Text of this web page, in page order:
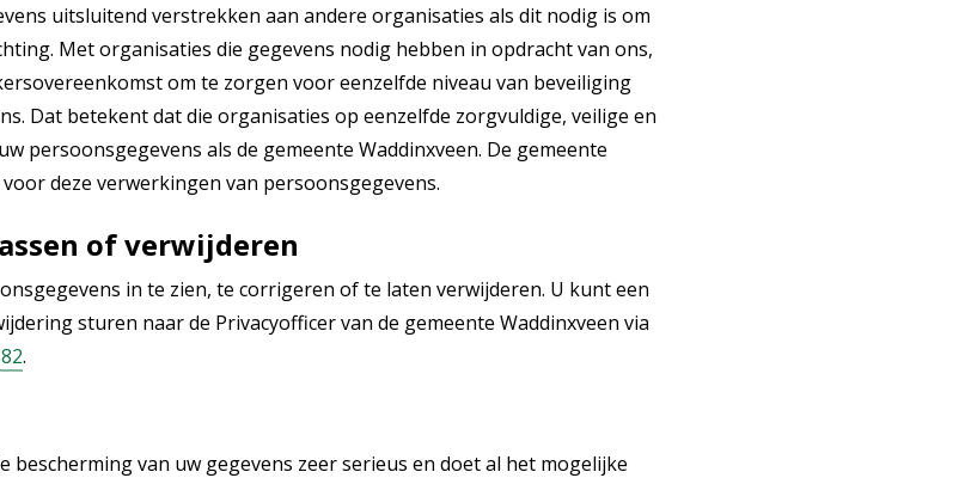
uitsluitend verstrekken aan andere organisaties als dit nodig is om
Met organisaties die gegevens nodig hebben in opdracht van ons,
om te zorgen voor eenzelfde niveau van beveiliging
Dat betekent dat die organisaties op eenzelfde zorgvuldige, veilige en
persoonsgegevens als de gemeente Waddinxveen. De gemeente
deze verwerkingen van persoonsgegevens.
of verwijderen
in te zien, te corrigeren of te laten verwijderen. U kunt een
sturen naar de Privacyofficer van de gemeente Waddinxveen via
.
bescherming van uw gegevens zeer serieus en doet al het mogelijke